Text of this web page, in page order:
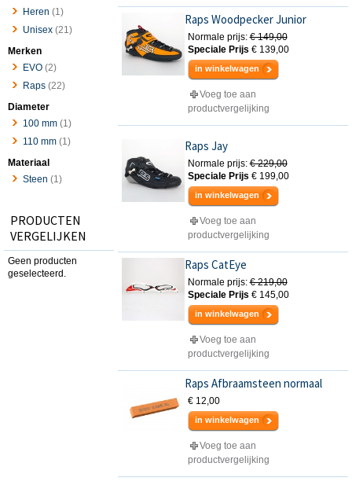
Raps Woodpecker Junior
Normale prijs: € 149,00
Speciale Prijs € 139,00
in winkelwagen
Voeg toe aan
productvergelijking
Raps Jay
Normale prijs: € 229,00
Speciale Prijs € 199,00
in winkelwagen
Voeg toe aan
productvergelijking
Raps CatEye
Normale prijs: € 219,00
Speciale Prijs € 145,00
in winkelwagen
Voeg toe aan
productvergelijking
Raps Afbraamsteen normaal
€ 12,00
in winkelwagen
Voeg toe aan
productvergelijking
Heren (1)
Unisex (21)
Merken
EVO (2)
Raps (22)
Diameter
100 mm (1)
110 mm (1)
Materiaal
Steen (1)
PRODUCTEN
VERGELIJKEN
Geen producten
geselecteerd.